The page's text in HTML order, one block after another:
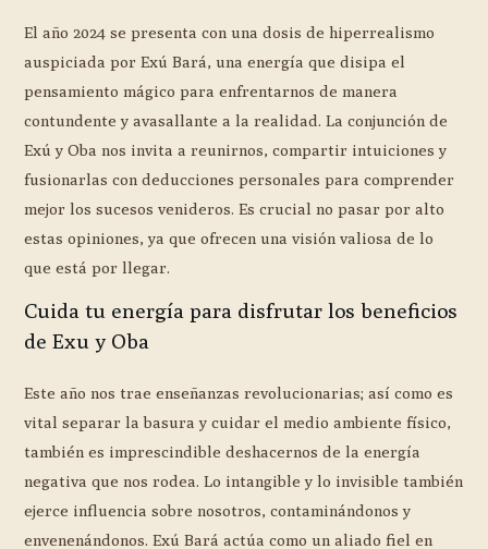
El año 2024 se presenta con una dosis de hiperrealismo
auspiciada por Exú Bará, una energía que disipa el
pensamiento mágico para enfrentarnos de manera
contundente y avasallante a la realidad. La conjunción de
Exú y Oba nos invita a reunirnos, compartir intuiciones y
fusionarlas con deducciones personales para comprender
mejor los sucesos venideros. Es crucial no pasar por alto
estas opiniones, ya que ofrecen una visión valiosa de lo
que está por llegar.
Cuida tu energía para disfrutar los beneficios
de Exu y Oba
Este año nos trae enseñanzas revolucionarias; así como es
vital separar la basura y cuidar el medio ambiente físico,
también es imprescindible deshacernos de la energía
negativa que nos rodea. Lo intangible y lo invisible también
ejerce influencia sobre nosotros, contaminándonos y
envenenándonos. Exú Bará actúa como un aliado fiel en